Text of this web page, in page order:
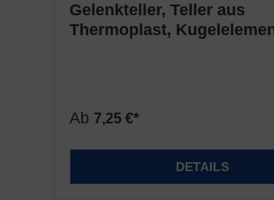
Gelenkteller, Teller aus
Thermoplast,
Ab 7,25 €*
DETAILS